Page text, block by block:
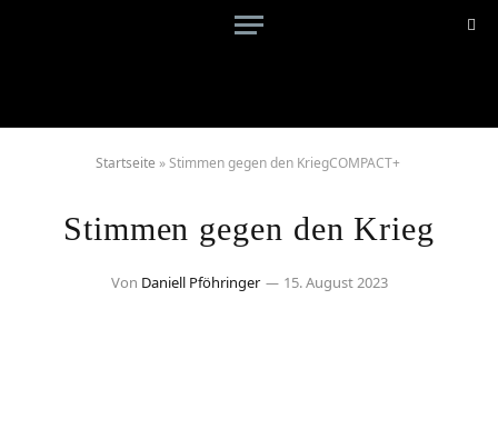
Startseite »Stimmen gegen den KriegCOMPACT+
Stimmen gegen den Krieg
Von Daniell Pföhringer 15. August 2023